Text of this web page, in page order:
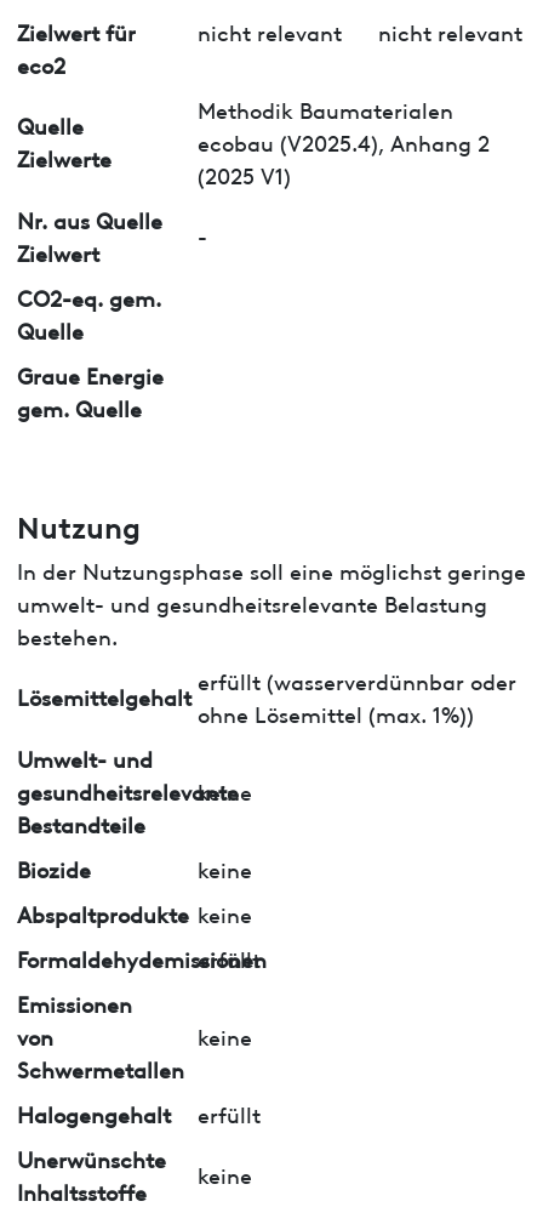
Zielwert für
eco2
nicht relevant nicht relevant
Quelle
Zielwerte
Methodik Baumaterialen
ecobau (V2025.4), Anhang 2
(2025 V1)
Nr. aus Quelle
Zielwert
-
CO2-eq. gem.
Quelle
Graue Energie
gem. Quelle
Nutzung
In der Nutzungsphase soll eine möglichst geringe
umwelt- und gesundheitsrelevante Belastung
bestehen.
Lösemittelgehalt
erfüllt (wasserverdünnbar oder
ohne Lösemittel (max. 1%))
Umwelt- und
gesundheitsrelevante
Bestandteile
keine
Biozide
keine
Abspaltprodukte keine
Formaldehydemissionen
erfüllt
Emissionen
von
Schwermetallen
keine
Halogengehalt
erfüllt
Unerwünschte
Inhaltsstoffe
keine